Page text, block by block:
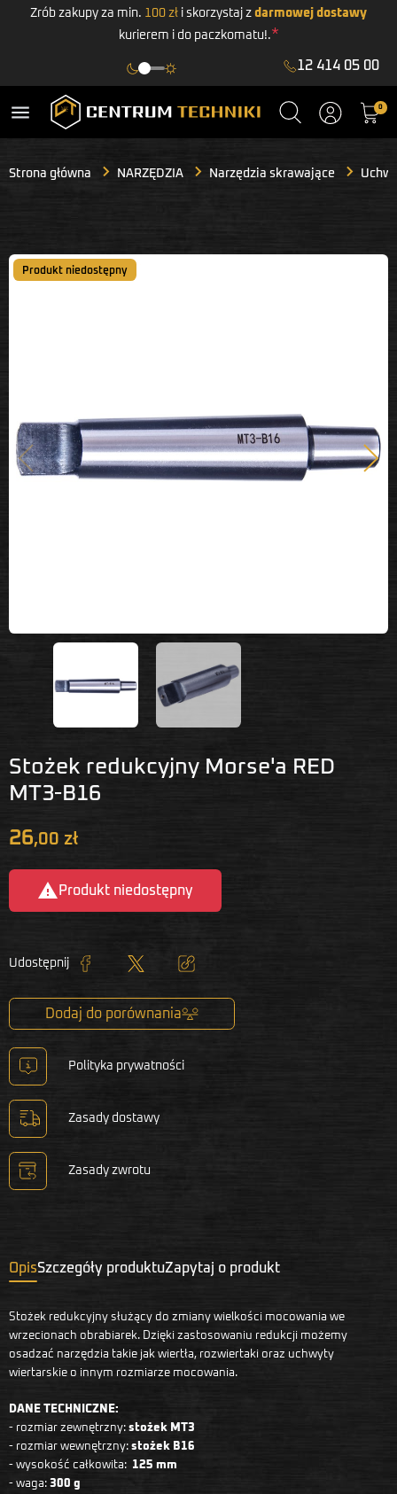
Zrób zakupy za min. 100 zł i skorzystaj z darmowej dostawy
kurierem i do paczkomatu!.*
12 414 05 00
menu 0
Strona główna NARZĘDZIA Narzędzia skrawające
Produkt niedostępny
Poprzedni
Stożek redukcyjny Morse'a RED
MT3-B16
26,00 zł
 Produkt niedostępny
Udostępnij
Dodaj do porównania
Polityka prywatności
Zasady dostawy
Zasady zwrotu
OpisSzczegóły produktuZapytaj o produkt
Stożek redukcyjny służący do zmiany wielkości mocowania we
wrzecionach obrabiarek. Dzięki zastosowaniu redukcji możemy
osadzać narzędzia takie jak wiertła, rozwiertaki oraz uchwyty
wiertarskie o innym rozmiarze mocowania.
DANE TECHNICZNE:
- rozmiar zewnętrzny: stożek MT3
- rozmiar wewnętrzny: stożek B16
- wysokość całkowita: 125 mm
- waga: 300 g